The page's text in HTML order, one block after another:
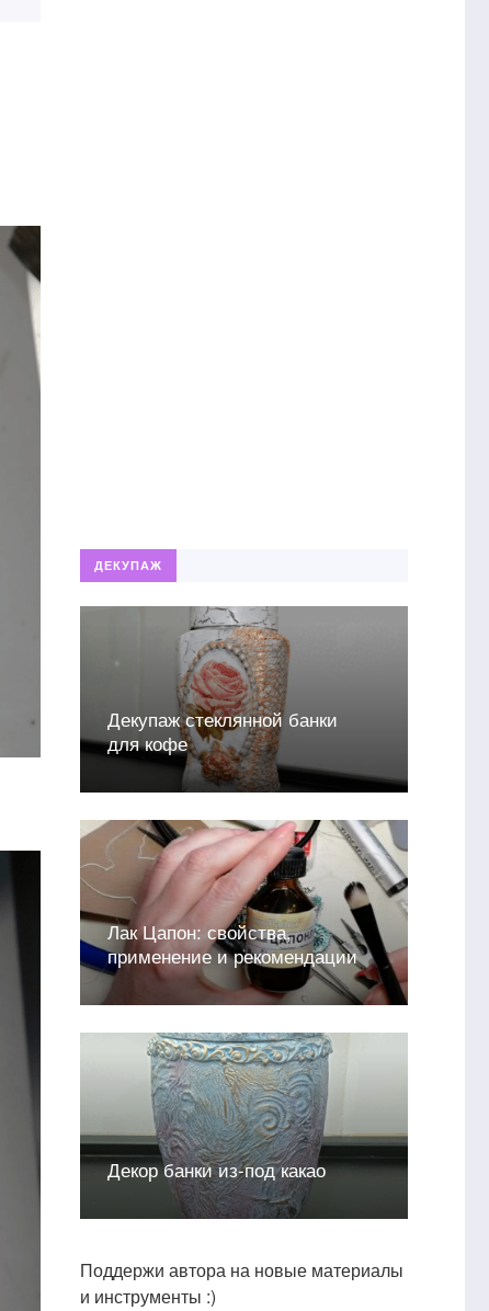
ДЕКУПАЖ
Декупаж стеклянной банки
для кофе
Лак Цапон: свойства,
применение и рекомендации
Декор банки из-под какао
Поддержи автора на новые материалы
и инструменты :)